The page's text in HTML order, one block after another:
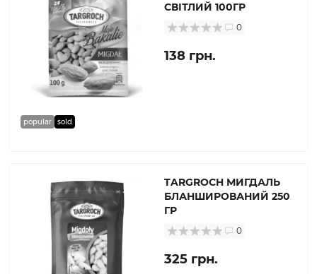
popular sold
СВІТЛИЙ 100ГР
0
138 грн.
TARGROCH МИГДАЛЬ
БЛАНШИРОВАНИЙ 250
ГР
0
325 грн.